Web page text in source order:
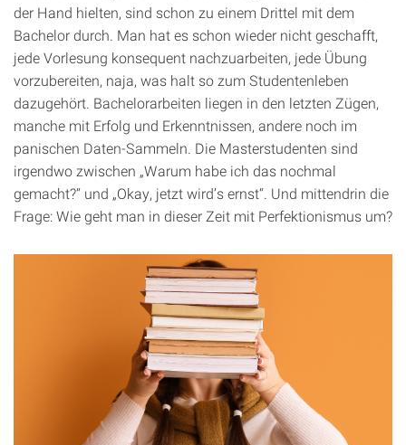
der Hand hielten, sind schon zu einem Drittel mit dem
Bachelor durch. Man hat es schon wieder nicht geschafft,
jede Vorlesung konsequent nachzuarbeiten, jede Übung
vorzubereiten, naja, was halt so zum Studentenleben
dazugehört. Bachelorarbeiten liegen in den letzten Zügen,
manche mit Erfolg und Erkenntnissen, andere noch im
panischen Daten-Sammeln. Die Masterstudenten sind
irgendwo zwischen „Warum habe ich das nochmal
gemacht?“ und „Okay, jetzt wird’s ernst“. Und mittendrin die
Frage: Wie geht man in dieser Zeit mit Perfektionismus um?